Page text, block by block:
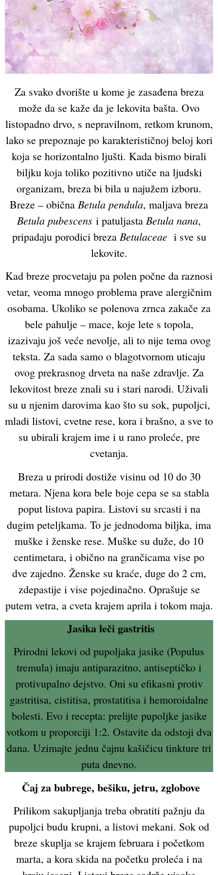
Za svako dvorište u kome je zasađena breza
može da se kaže da je lekovita bašta. Ovo
listopadno drvo, s nepravilnom, retkom krunom,
lako se prepoznaje po karakterističnoj beloj kori
koja se horizontalno ljušti. Kada bismo birali
biljku koja toliko pozitivno utiče na ljudski
organizam, breza bi bila u najužem izboru.
Breze – obična Betula pendula, maljava breza
Betula pubescens i patuljasta Betula nana,
pripadaju porodici breza Betulaceae i sve su
lekovite.
Kad breze procvetaju pa polen počne da raznosi
vetar, veoma mnogo problema prave alergičnim
osobama. Ukoliko se polenova zrnca zakače za
bele pahulje – mace, koje lete s topola,
izazivaju još veće nevolje, ali to nije tema ovog
teksta. Za sada samo o blagotvornom uticaju
ovog prekrasnog drveta na naše zdravlje. Za
lekovitost breze znali su i stari narodi. Uživali
su u njenim darovima kao što su sok, pupoljci,
mladi listovi, cvetne rese, kora i brašno, a sve to
su ubirali krajem ime i u rano proleće, pre
cvetanja.
Breza u prirodi dostiže visinu od 10 do 30
metara. Njena kora bele boje cepa se sa stabla
poput listova papira. Listovi su srcasti i na
dugim peteljkama. To je jednodoma biljka, ima
muške i ženske rese. Muške su duže, do 10
centimetara, i obično na grančicama vise po
dve zajedno. Ženske su kraće, duge do 2 cm,
zdepastije i vise pojedinačno. Oprašuje se
putem vetra, a cveta krajem aprila i tokom maja.
Jasika leči gastritis
Prirodni lekovi od pupoljaka jasike (Populus
tremula) imaju antiparazitno, antiseptičko i
protivupalno dejstvo. Oni su efikasni protiv
gastritisa, cistitisa, prostatitisa i hemoroidalne
bolesti. Evo i recepta: prelijte pupoljke jasike
votkom u proporciji 1:2. Ostavite da odstoji dva
dana. Uzimajte jednu čajnu kašičicu tinkture tri
puta dnevno.
Čaj za bubrege, bešiku, jetru, zglobove
Prilikom sakupljanja treba obratiti pažnju da
pupoljci budu krupni, a listovi mekani. Sok od
breze skuplja se krajem februara i početkom
marta, a kora skida na početku proleća i na